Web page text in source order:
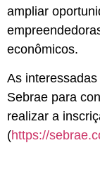
ampliar
econômicos.
As
Sebrae para
realizar a
(https://